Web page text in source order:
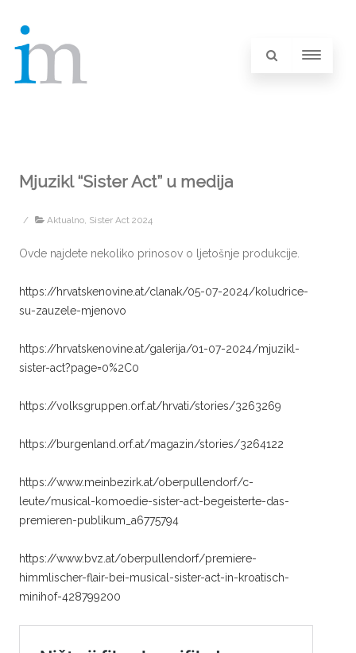
Mjuzikl “Sister Act” u medija
/ Aktualno, Sister Act 2024
Ovde najdete nekoliko prinosov o ljetošnje produkcije.
https://hrvatskenovine.at/clanak/05-07-2024/koludrice-
su-zauzele-mjenovo
https://hrvatskenovine.at/galerija/01-07-2024/mjuzikl-
sister-act?page=0%2C0
https://volksgruppen.orf.at/hrvati/stories/3263269
https://burgenland.orf.at/magazin/stories/3264122
https://www.meinbezirk.at/oberpullendorf/c-
leute/musical-komoedie-sister-act-begeisterte-das-
premieren-publikum_a6775794
https://www.bvz.at/oberpullendorf/premiere-
himmlischer-flair-bei-musical-sister-act-in-kroatisch-
minihof-428799200